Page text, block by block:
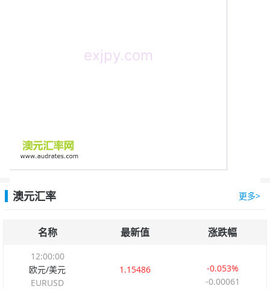
澳元汇率 更多>
名称 最新值 涨跌幅
12:00:00
欧元/美元
EURUSD
1.15486
-0.053%
-0.00061